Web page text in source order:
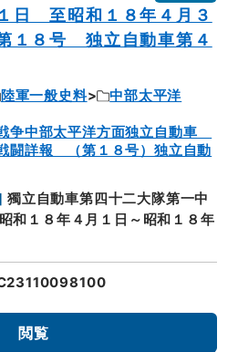
日 至昭和１８年４月３
８号 独立自動車第４
陸軍一般史料
中部太平洋
争中部太平洋方面独立自動車
闘詳報 （第１８号）独立自動
獨立自動車第四十二大隊第一中
昭和１８年４月１日～昭和１８年
閲覧